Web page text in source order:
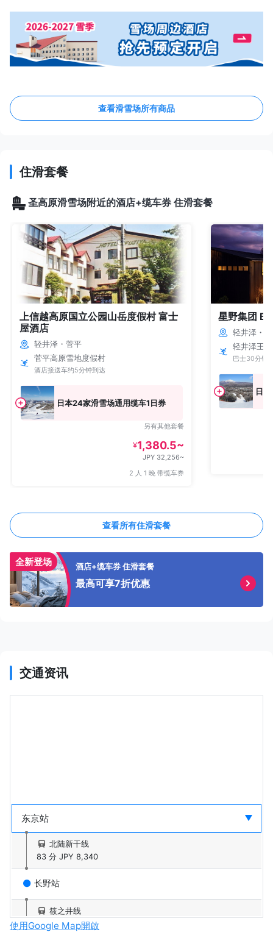
查看滑雪场所有商品
住滑套餐
圣高原滑雪场附近的酒店+缆车券 住滑套餐
上信越高原国立公园山岳度假村 富士
屋酒店
轻井泽・菅平
菅平高原雪地度假村
酒店接送车约5分钟到达
日本24家滑雪场通用缆车1日券
另有其他套餐
¥1,380.5~
JPY 32,256~
2 人 1 晚 带缆车券
星野集团
轻井泽・
轻井泽王
巴士30分钟
日
查看所有住滑套餐
全新登场 酒店+缆车券 住滑套餐
最高可享7折优惠
交通资讯
北陆新干线
83 分 JPY 8,340
长野站
筱之井线
32 分 JPY 420
使用Google Map開啟